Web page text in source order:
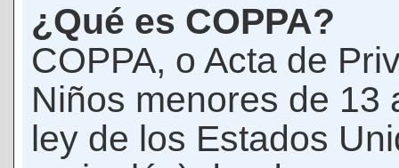
¿Qué es COPPA?
COPPA, o Acta de
Niños menores de 13
ley de los Estados